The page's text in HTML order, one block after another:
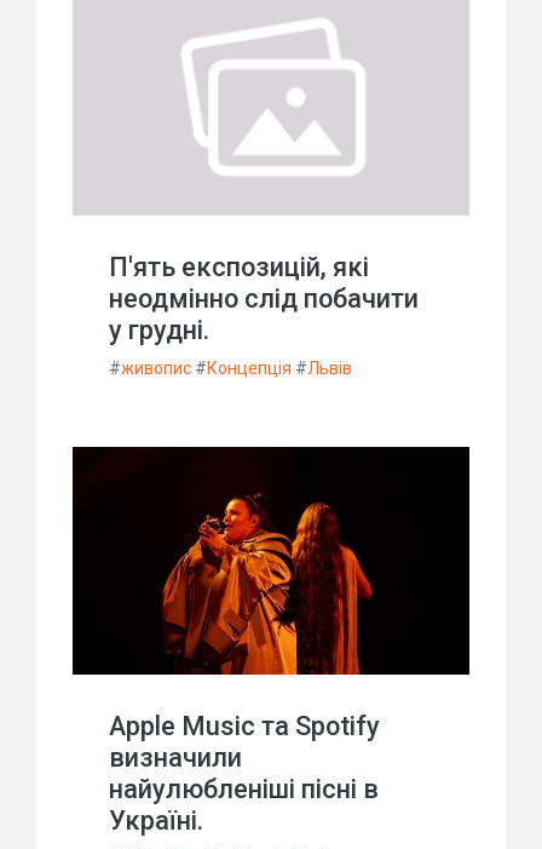
П'ять експозицій, які
неодмінно слід побачити
у грудні.
#живопис #Концепція #Львів
Apple Music та Spotify
визначили
найулюбленіші пісні в
Україні.